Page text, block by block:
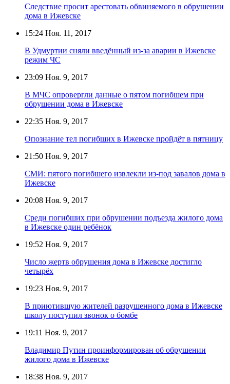
Следствие просит арестовать обвиняемого в обрушении
дома в Ижевске
15:24 Ноя. 11, 2017
В Удмуртии сняли введённый из-за аварии в Ижевске
режим ЧС
23:09 Ноя. 9, 2017
В МЧС опровергли данные о пятом погибшем при
обрушении дома в Ижевске
22:35 Ноя. 9, 2017
Опознание тел погибших в Ижевске пройдёт в пятницу
21:50 Ноя. 9, 2017
СМИ: пятого погибшего извлекли из-под завалов дома в
Ижевске
20:08 Ноя. 9, 2017
Среди погибших при обрушении подъезда жилого дома
в Ижевске один ребёнок
19:52 Ноя. 9, 2017
Число жертв обрушения дома в Ижевске достигло
четырёх
19:23 Ноя. 9, 2017
В приютившую жителей разрушенного дома в Ижевске
школу поступил звонок о бомбе
19:11 Ноя. 9, 2017
Владимир Путин проинформирован об обрушении
жилого дома в Ижевске
18:38 Ноя. 9, 2017